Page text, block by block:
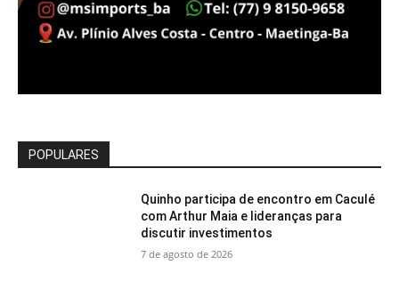
POPULARES
Quinho participa de encontro em Caculé
com Arthur Maia e lideranças para
discutir investimentos
7 de agosto de 2026